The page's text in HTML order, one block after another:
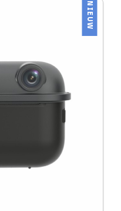
NIEUW